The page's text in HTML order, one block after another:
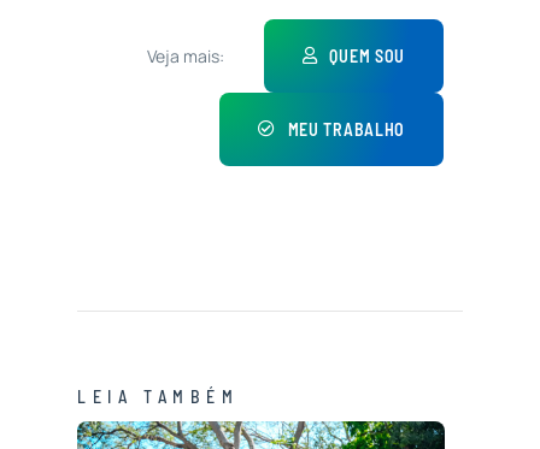
Veja mais: QUEM SOU
MEU TRABALHO
LEIA TAMBÉM